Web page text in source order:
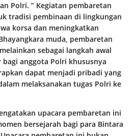
Polri. ” Kegiatan pembaretan
tradisi pembinaan di lingkungan
korsa dan meningkatkan
muda, pembaretan
sebagai langkah awal
anggota Polri khususnya
dapat menjadi pribadi yang
melaksanakan tugas Polri ke
upacara pembaretan ini
bersejarah bagi para Bintara